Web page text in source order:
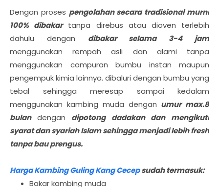
Dengan proses pengolahan secara tradisional murni
100% dibakartanpa direbus atau dioven terlebih
dahulu dengan dibakar selama 3-4 jam
menggunakan rempah asli dan alami tanpa
menggunakan campuran bumbu instan maupun
pengempuk kimia lainnya. dibaluri dengan bumbu yang
tebal sehingga meresap sampai kedalam
menggunakan kambing muda dengan umur max.8
bulan dengan dipotong dadakan dan mengikuti
syarat dan syariah Islam sehingga menjadi lebih fresh
tanpa bau prengus.
Harga Kambing Guling Kang Cecepsudah termasuk:
Bakar kambing muda